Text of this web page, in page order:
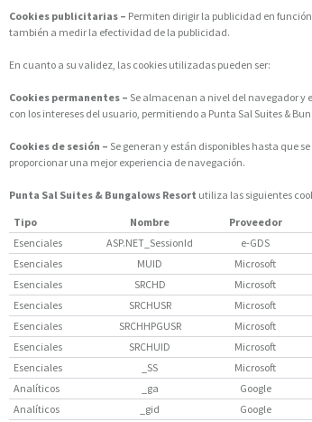
Cookies publicitarias – Permiten dirigir la publicidad en
también a medir la efectividad de la publicidad.
En cuanto a su validez, las cookies utilizadas pueden ser:
Cookies permanentes – Se almacenan a nivel del navegador y
con los intereses del usuario, permitiendo a Punta Sal Suites &
Cookies de sesión – Se generan y están disponibles hasta que
proporcionar una mejor experiencia de navegación.
Punta Sal Suites & Bungalows Resort utiliza las siguientes
Tipo
Nombre Proveedor
Esenciales
ASP.NET_SessionId e-GDS
Esenciales
MUID Microsoft
Esenciales
SRCHD Microsoft
Esenciales
SRCHUSR Microsoft
Esenciales
SRCHHPGUSR Microsoft
Esenciales
SRCHUID Microsoft
Esenciales
_SS Microsoft
Analíticos
_ga Google
Analíticos
_gid Google